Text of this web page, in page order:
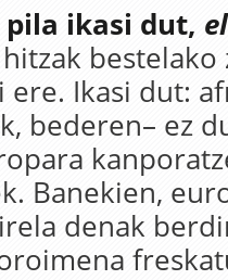
ikasi dut,
hitzak bestelako
ere. Ikasi dut:
bederen– ez
Banekien,
denak